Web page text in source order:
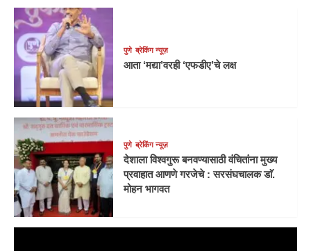
पुणे ब्रेकिंग न्यूज़
आता ‘मद्या’वरही ‘एफडीए’चे लक्ष
पुणे ब्रेकिंग न्यूज़
देशाला विश्वगुरू बनवण्यासाठी वंचितांना मुख्य
प्रवाहात आणणे गरजेचे : सरसंघचालक डाॅ.
मोहन भागवत